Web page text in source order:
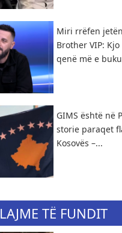
Miri rrëfen
Brother VIP:
qenë më e
GIMS është në
storie paraqet
Kosovës –...
LAJME TË FUNDIT